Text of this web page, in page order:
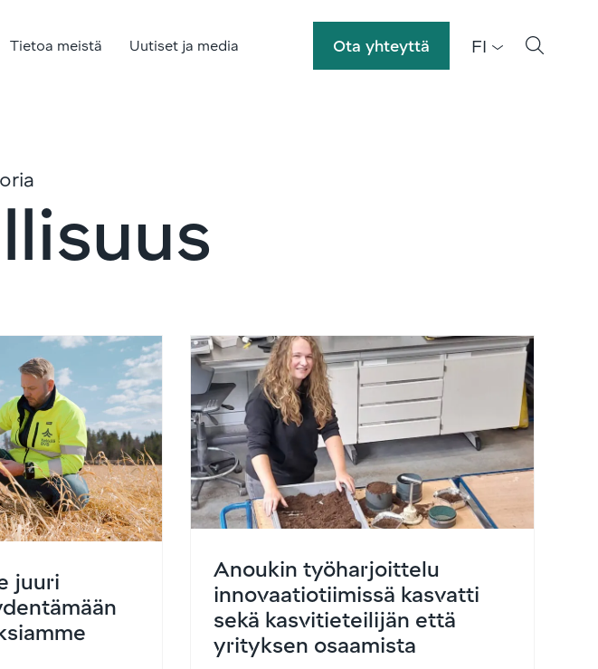
Tietoa meistä Uutiset ja media Ota yhteyttä FI
juuri
Anoukin työharjoittelu
innovaatiotiimissä kasvatti
sekä kasvitieteilijän että
yrityksen osaamista